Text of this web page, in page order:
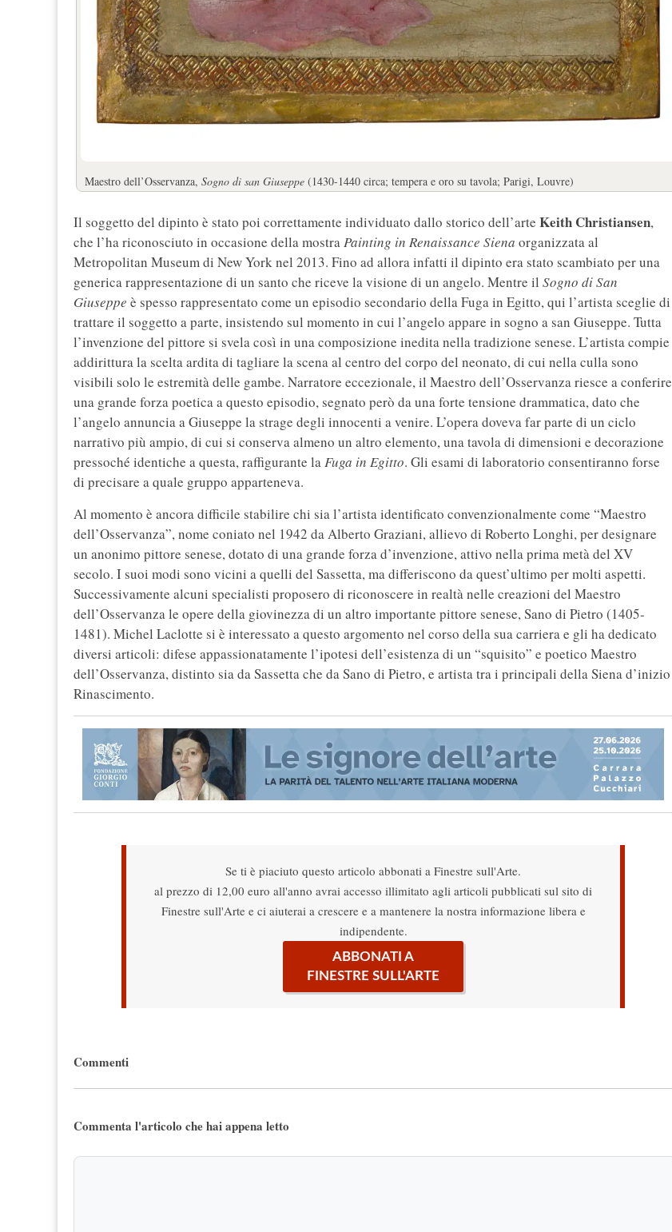
Maestro dell’Osservanza, Sogno di san Giuseppe (1430-1440 circa; tempera e oro su tavola; Parigi, Louvre)
Il soggetto del dipinto è stato poi correttamente individuato dallo storico dell’arte Keith Christiansen,
che l’ha riconosciuto in occasione della mostraPainting in Renaissance Siena organizzata al
Metropolitan Museum di New York nel 2013. Fino ad allora infatti il dipinto era stato scambiato per una
generica rappresentazione di un santo che riceve la visione di un angelo. Mentre il Sogno di San
Giuseppe è spesso rappresentato come un episodio secondario della Fuga in Egitto, qui l’artista sceglie di
trattare il soggetto a parte, insistendo sul momento in cui l’angelo appare in sogno a san Giuseppe. Tutta
l’invenzione del pittore si svela così in una composizione inedita nella tradizione senese. L’artista compie
addirittura la scelta ardita di tagliare la scena al centro del corpo del neonato, di cui nella culla sono
visibili solo le estremità delle gambe. Narratore eccezionale, il Maestro dell’Osservanza riesce a conferire
una grande forza poetica a questo episodio, segnato però da una forte tensione drammatica, dato che
l’angelo annuncia a Giuseppe la strage degli innocenti a venire. L’opera doveva far parte di un ciclo
narrativo più ampio, di cui si conserva almeno un altro elemento, una tavola di dimensioni e decorazione
pressoché identiche a questa, raffigurante laFuga in Egitto. Gli esami di laboratorio consentiranno forse
di precisare a quale gruppo apparteneva.
Al momento è ancora difficile stabilire chi sia l’artista identificato convenzionalmente come “Maestro
dell’Osservanza”, nome coniato nel 1942 da Alberto Graziani, allievo di Roberto Longhi, per designare
un anonimo pittore senese, dotato di una grande forza d’invenzione, attivo nella prima metà del XV
secolo. I suoi modi sono vicini a quelli del Sassetta, ma differiscono da quest’ultimo per molti aspetti.
Successivamente alcuni specialisti proposero di riconoscere in realtà nelle creazioni del Maestro
dell’Osservanza le opere della giovinezza di un altro importante pittore senese, Sano di Pietro (1405-
1481). Michel Laclotte si è interessato a questo argomento nel corso della sua carriera e gli ha dedicato
diversi articoli: difese appassionatamente l’ipotesi dell’esistenza di un “squisito” e poetico Maestro
dell’Osservanza, distinto sia da Sassetta che da Sano di Pietro, e artista tra i principali della Siena d’inizio
Rinascimento.
Se ti è piaciuto questo articolo abbonati a Finestre sull'Arte.
al prezzo di 12,00 euro all'anno avrai accesso illimitato agli articoli pubblicati sul sito di
Finestre sull'Arte e ci aiuterai a crescere e a mantenere la nostra informazione libera e
indipendente.
ABBONATI A
FINESTRE SULL'ARTE
Commenti
Commenta l'articolo che hai appena letto